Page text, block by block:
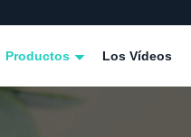
Productos Los Vídeos